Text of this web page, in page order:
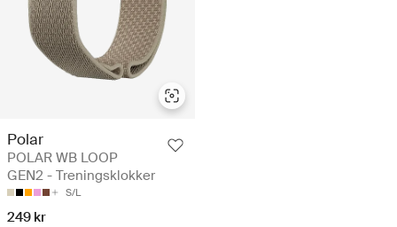
Polar
POLAR WB LOOP
GEN2 - Treningsklokker
S/L
249 kr